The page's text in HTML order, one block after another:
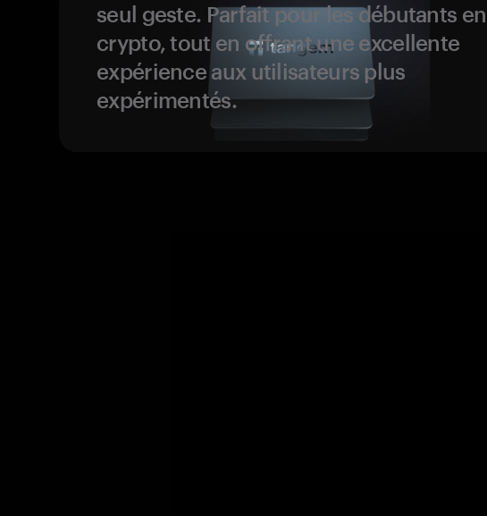
seul geste. Parfait pour les débutants en
crypto, tout en offrant une excellente
expérience aux utilisateurs plus
expérimentés.